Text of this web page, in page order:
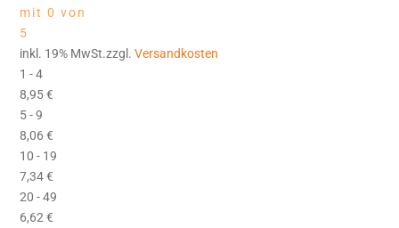
mit 0 von
5
inkl. 19% MwSt.zzgl.Versandkosten
1 - 4
8,95€
5 - 9
8,06€
10 - 19
7,34€
20 - 49
6,62€